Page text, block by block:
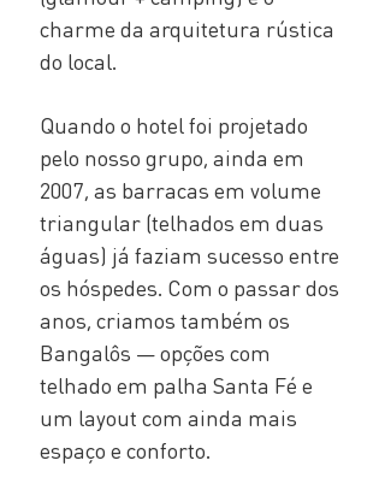
charme da arquitetura rústica
do local.
Quando o hotel foi projetado
pelo nosso grupo, ainda em
2007, as barracas em volume
triangular (telhados em duas
águas) já faziam sucesso entre
os hóspedes. Com o passar dos
anos, criamos também os
Bangalôs — opções com
telhado em palha Santa Fé e
um layout com ainda mais
espaço e conforto.